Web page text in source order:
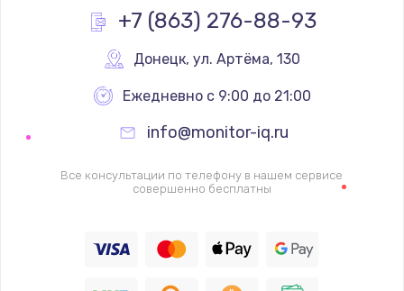
Замена видеокарты
1600 руб.
Заказать
Ремонт цепей питания
2500 руб.
Заказать
Замена жесткого диска
+7 (863) 276-88-93
Донецк, ул. Артёма, 130
Ежедневно с 9:00 до 21:00
info@monitor-iq.ru
Все консультации по телефону в нашем сервисе
совершенно бесплатны